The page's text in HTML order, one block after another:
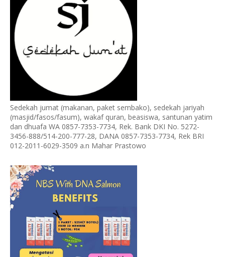
Sedekah jumat (makanan, paket sembako), sedekah jariyah
(masjid/fasos/fasum), wakaf quran, beasiswa, santunan yatim
dan dhuafa WA 0857-7353-7734, Rek. Bank DKI No. 5272-
3456-888/514-200-777-28, DANA 0857-7353-7734, Rek BRI
012-2011-6029-3509 a.n Mahar Prastowo